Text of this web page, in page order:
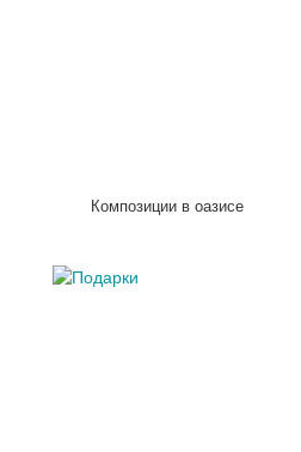
Композиции в оазисе